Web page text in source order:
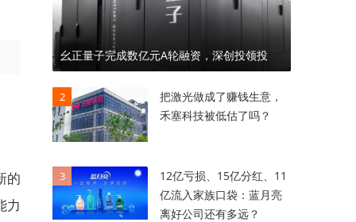
的
力
幺正量子完成数亿元A轮融资，深创投领投
2
把激光做成了赚钱生意，
禾塞科技被低估了吗？
3
12亿亏损、15亿分红、11
亿流入家族口袋：蓝月亮
离好公司还有多远？